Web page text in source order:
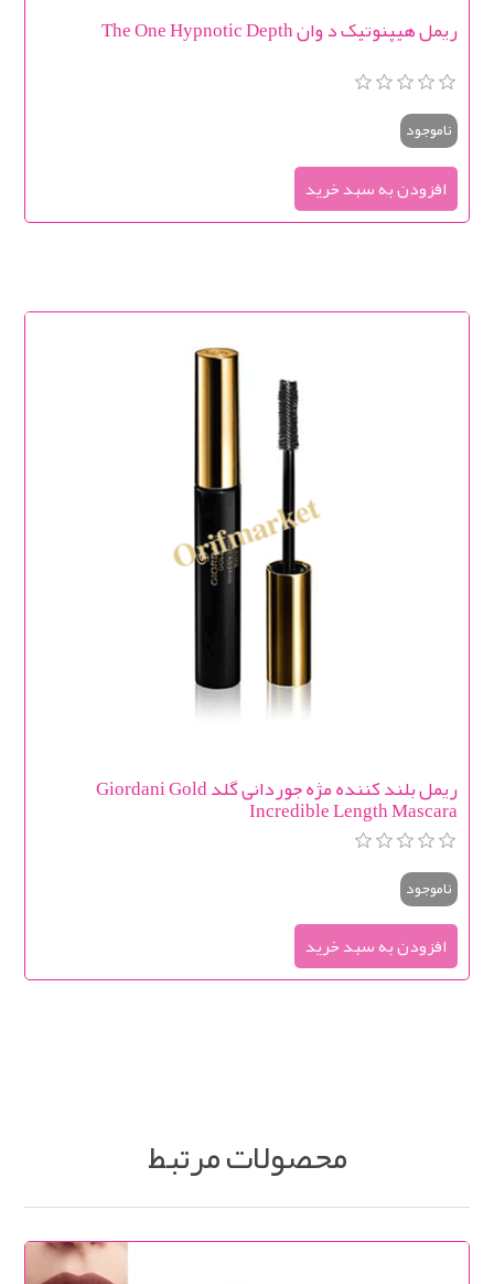
ریمل هیپنوتیک د وان The One Hypnotic Depth
ناموجود
ریمل بلند کننده مژه جوردانی گلد Giordani Gold
Incredible Length Mascara
ناموجود
محصولات مرتبط